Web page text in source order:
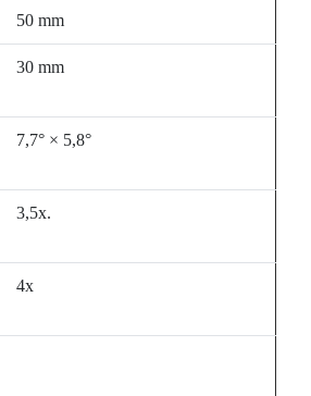
50 mm
30 mm
7,7° × 5,8°
3,5x.
4x